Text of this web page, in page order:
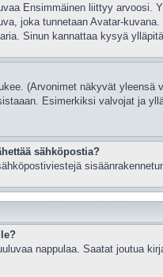
Ensimmäinen liittyy
joka tunnetaan Avatar-
Sinun kannattaa kysyä
(Arvonimet näkyvät
Esimerkiksi valvojat ja
sähköpostia?
nappulaa. Saatat joutua